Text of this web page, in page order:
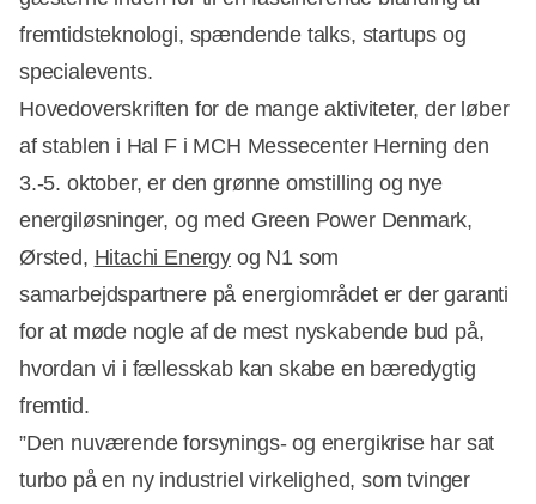
fremtidsteknologi, spændende talks, startups og
specialevents.
Hovedoverskriften for de mange aktiviteter, der løber
af stablen i Hal F i MCH Messecenter Herning den
3.-5. oktober, er den grønne omstilling og nye
energiløsninger, og med Green Power Denmark,
Ørsted, Hitachi Energy og N1 som
samarbejdspartnere på energiområdet er der garanti
for at møde nogle af de mest nyskabende bud på,
hvordan vi i fællesskab kan skabe en bæredygtig
fremtid.
”Den nuværende forsynings- og energikrise har sat
turbo på en ny industriel virkelighed, som tvinger